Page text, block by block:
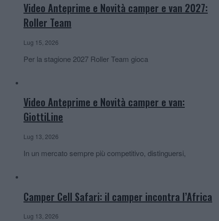
Video Anteprime e Novità camper e van 2027:
Roller Team
Lug 15, 2026
Per la stagione 2027 Roller Team gioca
Video Anteprime e Novità camper e van:
GiottiLine
Lug 13, 2026
In un mercato sempre più competitivo, distinguersi,
Camper Cell Safari: il camper incontra l’Africa
Lug 13, 2026